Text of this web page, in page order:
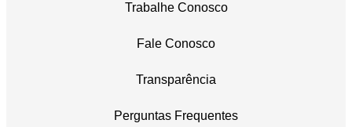
Trabalhe Conosco
Fale Conosco
Transparência
Perguntas Frequentes